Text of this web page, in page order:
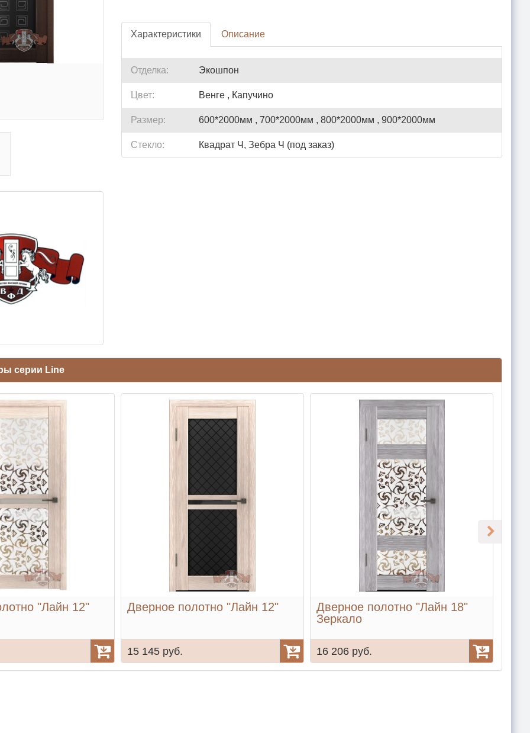
Характеристики Описание
Отделка: Экошпон
Цвет: Венге , Капучино
Размер: 600*2000мм , 700*2000мм , 800*2000мм , 900*2000мм
Стекло: Квадрат Ч, Зебра Ч (под заказ)
серии Line
"Лайн 12" Дверное полотно "Лайн 12"
15 145 руб.
Дверное полотно "Лайн 18"
Зеркало
16 206 руб.